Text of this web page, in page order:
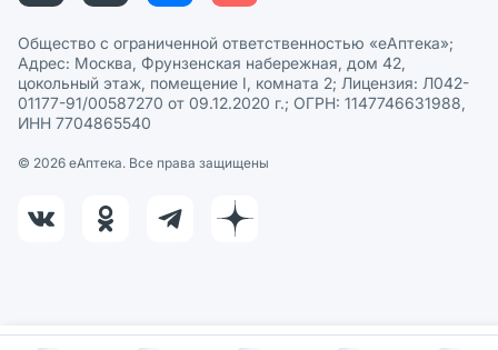
Общество с ограниченной ответственностью «еАптека»;
Адрес: Москва, Фрунзенская набережная, дом 42,
цокольный этаж, помещение I, комната 2; Лицензия: Л042-
01177-91/00587270 от 09.12.2020 г.; ОГРН: 1147746631988,
ИНН 7704865540
© 2026 eАптека. Все права защищены